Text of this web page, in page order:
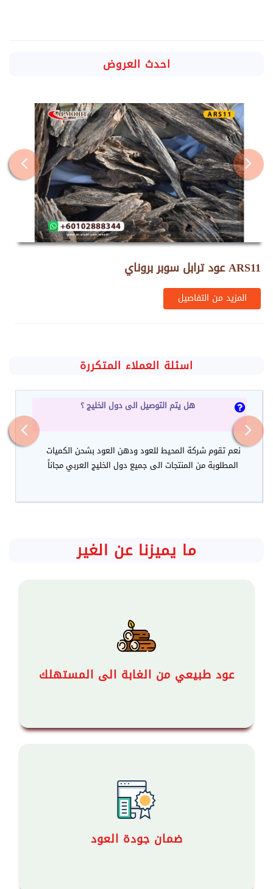
احدث العروض
عود ترابل سوبر بروناي ARS11
المزيد من التفاصيل
اسئلة العملاء المتكررة
هل يتم التوصيل الى دول الخليج ؟
نعم تقوم شركة المحيط للعود ودهن العود بشحن الكميات
ما يميزنا عن الغير
عود طبيعي من الغابة الى المستهلك
ضمان جودة العود